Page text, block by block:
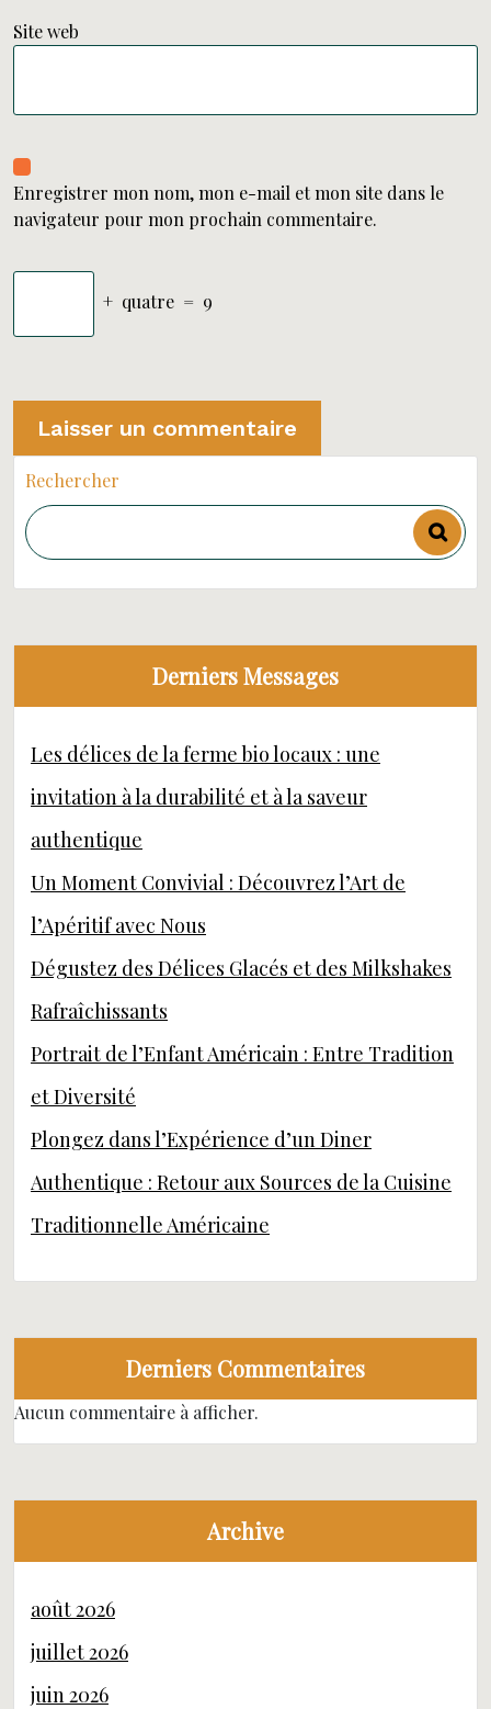
Site web
Enregistrer mon nom, mon e-mail et mon site dans le
navigateur pour mon prochain commentaire.
+ quatre = 9
Rechercher
Derniers Messages
Les délices de la ferme bio locaux : une
invitation à la durabilité et à la saveur
authentique
Un Moment Convivial : Découvrez l’Art de
l’Apéritif avec Nous
Dégustez des Délices Glacés et des Milkshakes
Rafraîchissants
Portrait de l’Enfant Américain : Entre Tradition
et Diversité
Plongez dans l’Expérience d’un Diner
Authentique : Retour aux Sources de la Cuisine
Traditionnelle Américaine
Derniers Commentaires
Aucun commentaire à afficher.
Archive
août 2026
juillet 2026
juin 2026